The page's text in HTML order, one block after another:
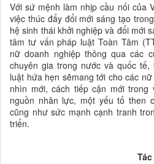
Với sứ mệnh làm nhịp cầu nối của
việc thúc đẩy đổi mới sáng tạo
hệ sinh thái khởi nghiệp và đổi mới
tâm tư vấn pháp luật Toàn Tâm
nữ doanh nghiệp thông qua các
chuyên gia trong nước và quốc
luật hứa hẹn sẽmang tới cho các
nhìn mới, cách tiếp cận mới trong
nguồn nhân lực, một yếu tố then
cũng như sức mạnh cạnh tranh
triển.